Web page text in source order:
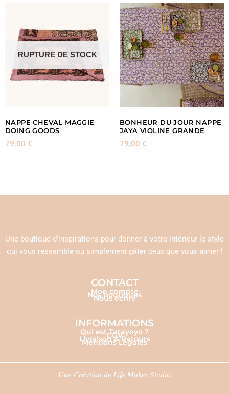
RUPTURE DE STOCK
NAPPE CHEVAL MAGGIE
DOING GOODS
79,00 €
BONHEUR DU JOUR NAPPE
JAYA VIOLINE GRANDE
79,00 €
Une boutique d’inspirations pour donner à votre intérieur le style
qui vous ressemble ou simplement gâter ceux que vous aimer !
CONTACT
Mon compte
Nos boutiques
Nous écrire
INFORMATIONS
Qui est Tatayoyo ?
CGV
Livraison & Retours
Mentions Légales
Une Création de Life Maker Studio